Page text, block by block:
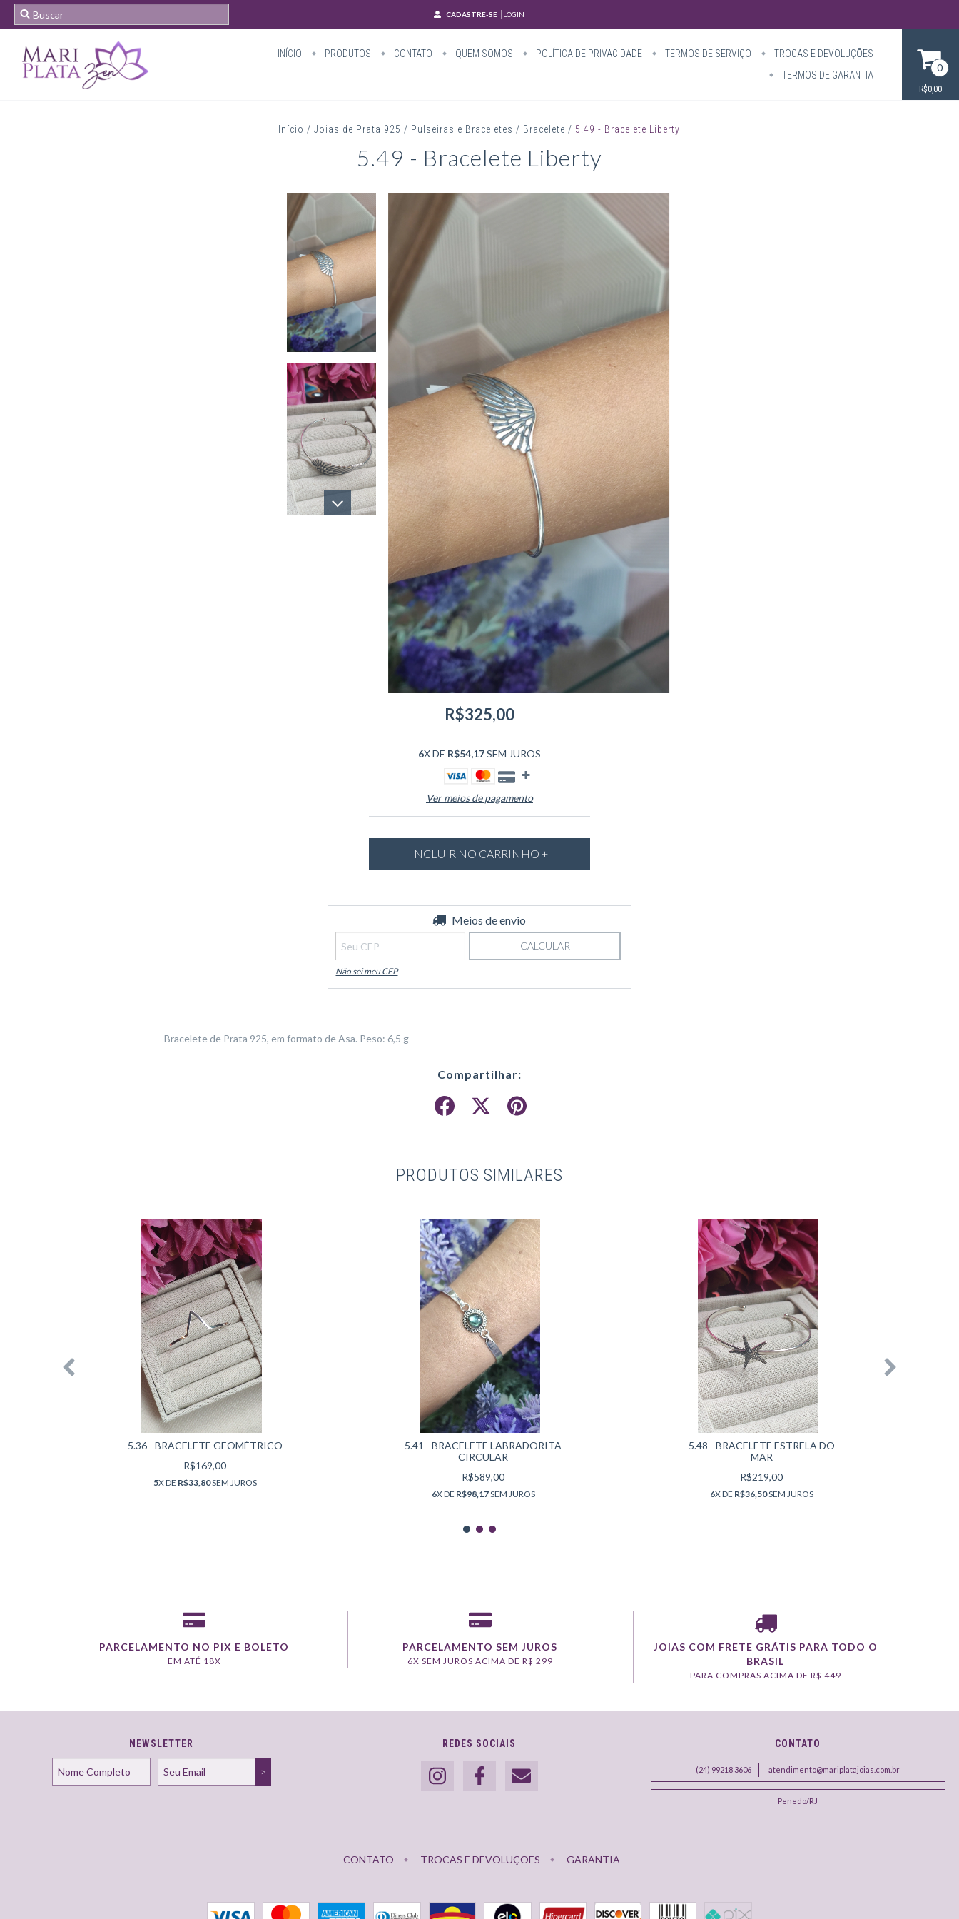
CADASTRE-SE LOGIN
INÍCIO PRODUTOS CONTATO QUEM SOMOS POLÍTICA DE PRIVACIDADE TERMOS DE SERVIÇO
TROCAS E DEVOLUÇÕES
TERMOS DE GARANTIA
0
R$0,00
Início / Joias de Prata 925 / Pulseiras e Braceletes / Bracelete / 5.49 - Bracelete Liberty
5.49 - Bracelete Liberty
R$325,00
6X DE R$54,17SEM JUROS
Ver meios de pagamento
Meios de envio
CALCULAR
Não sei meu CEP
Bracelete de Prata 925, em formato de Asa. Peso: 6,5 g
Compartilhar:
PRODUTOS SIMILARES
5.36 - BRACELETE GEOMÉTRICO
R$169,00
5X DE R$33,80SEM JUROS
5.41 - BRACELETE LABRADORITA
CIRCULAR
R$589,00
6X DE R$98,17SEM JUROS
5.48 - BRACELETE ESTRELA DO
MAR
R$219,00
6X DE R$36,50SEM JUROS
PARCELAMENTO NO PIX E BOLETO
EM ATÉ 18X
PARCELAMENTO SEM JUROS
6X SEM JUROS ACIMA DE R$ 299
JOIAS COM FRETE GRÁTIS PARA TODO O
BRASIL
PARA COMPRAS ACIMA DE R$ 449
NEWSLETTER REDES SOCIAIS CONTATO
(24) 99218 3606 atendimento@mariplatajoias.com.br
Penedo/RJ
CONTATO TROCAS E DEVOLUÇÕES GARANTIA